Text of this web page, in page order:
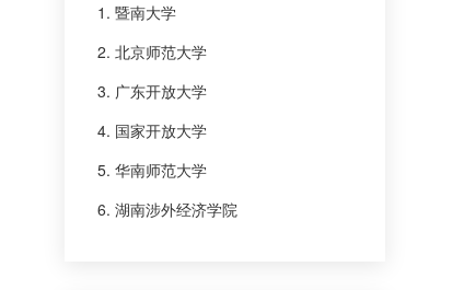
1. 暨南大学
2. 北京师范大学
3. 广东开放大学
4. 国家开放大学
5. 华南师范大学
6. 湖南涉外经济学院